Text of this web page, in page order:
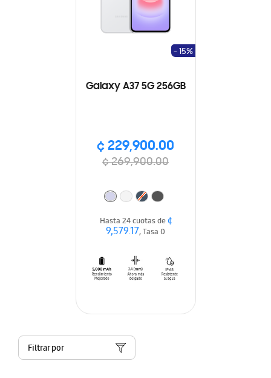
Galaxy A37 5G 256GB
¢ 229,900.00
¢ 269,900.00
- 15%
Hasta 24 cuotas de¢
9,579.17, Tasa 0
Filtrar por